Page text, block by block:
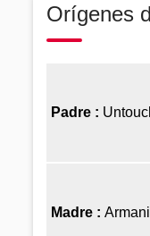
Orígenes
Padre :
Madre :